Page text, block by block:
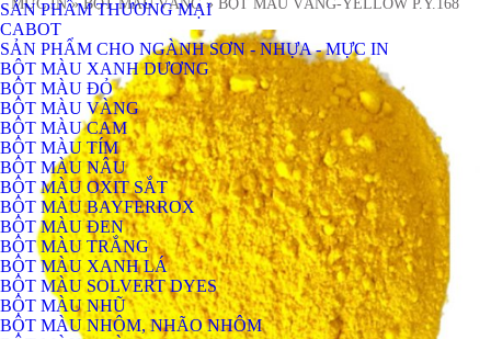
SẢN PHẨM THƯƠNG MẠI
CABOT
SẢN PHẨM CHO NGÀNH SƠN - NHỰA - MỰC IN
BỘT MÀU XANH DƯƠNG
BỘT MÀU ĐỎ
BỘT MÀU VÀNG
BỘT MÀU CAM
BỘT MÀU TÍM
BỘT MÀU NÂU
BỘT MÀU OXIT SẮT
BỘT MÀU BAYFERROX
BỘT MÀU ĐEN
BỘT MÀU TRẮNG
BỘT MÀU XANH LÁ
BỘT MÀU SOLVERT DYES
BỘT MÀU NHŨ
BỘT MÀU NHÔM, NHÃO NHÔM
MỰC IN » BỘT MÀU VÀNG » BỘT MÀU VÀNG-YELLOW P.Y.168